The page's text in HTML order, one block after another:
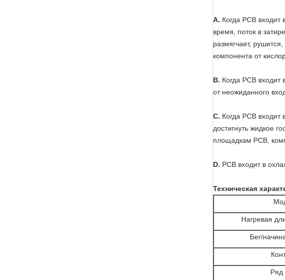
A. Когда PCB входит
время, поток в
размягчает,
компонента от
B. Когда PCB
от неожиданного
C. Когда PCB
достигнуть жидкое
площадкам PCB,
D. PCB входит в
Техническая
Нагревая
Бег/
Ряд